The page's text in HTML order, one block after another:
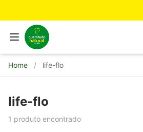
Home / life-flo
life-flo
1 produto encontrado